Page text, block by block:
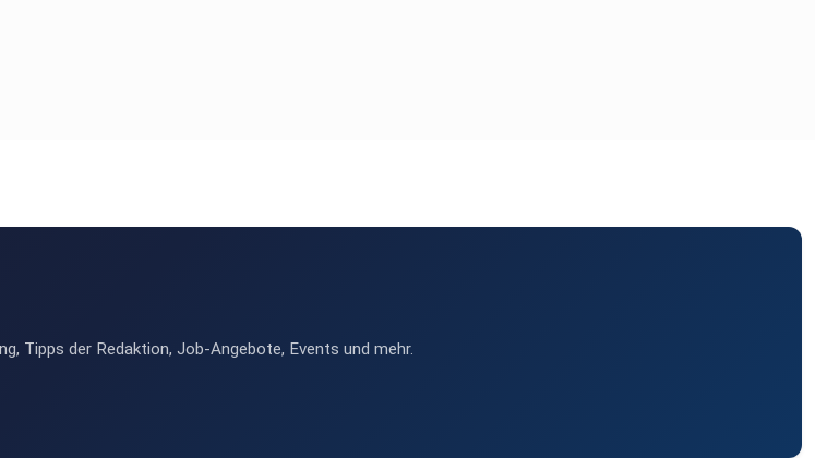
Tipps der Redaktion, Job-Angebote, Events und mehr.